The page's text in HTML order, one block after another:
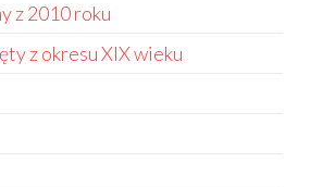
z 2010 roku
z okresu XIX wieku